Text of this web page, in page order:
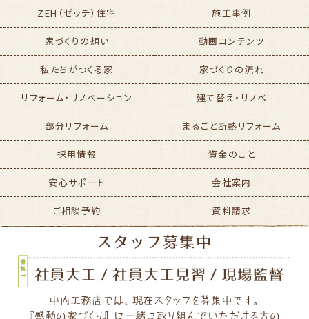
ZEH（ゼッチ）住宅 施工事例
家づくりの想い 動画コンテンツ
私たちがつくる家 家づくりの流れ
リフォーム・リノベーション 建て替え・リノベ
部分リフォーム まるごと断熱リフォーム
採用情報 資金のこと
安心サポート 会社案内
ご相談予約 資料請求